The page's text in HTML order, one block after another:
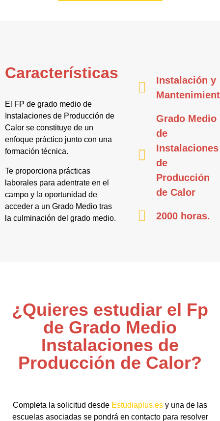
Características
El FP de grado medio de
Instalaciones de Producción de
Calor se constituye de un
enfoque práctico junto con una
formación técnica.
Te proporciona prácticas
laborales para adentrate en el
campo y la oportunidad de
acceder a un Grado Medio tras
la culminación del grado medio.
Instalación y
Grado Medio
de
Instalaciones
de
Producción
de Calor
2000 horas.
¿Quieres estudiar el Fp
de Grado Medio
Instalaciones de
Producción de Calor?
Completa la solicitud desde Estudiaplus.es y una de las
escuelas asociadas se pondrá en contacto para resolver